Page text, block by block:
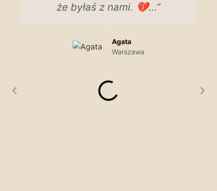
że byłaś z nami. 💔…”
Agata
Warszawa